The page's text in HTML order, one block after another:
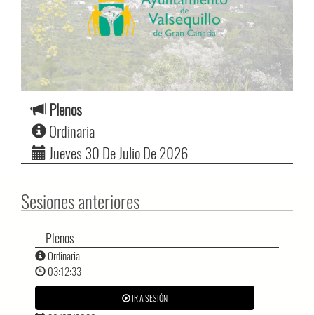
Plenos
Ordinaria
Jueves 30 De Julio De 2026
Sesiones anteriores
Plenos
Ordinaria
03:12:33
IR A SESIÓN